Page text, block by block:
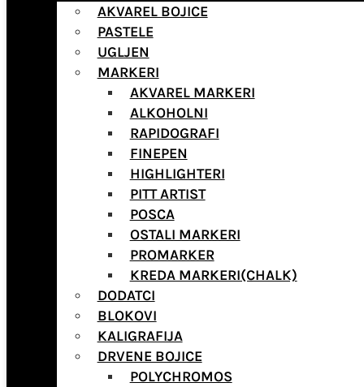
AKVAREL BOJICE
PASTELE
UGLJEN
MARKERI
AKVAREL MARKERI
ALKOHOLNI
RAPIDOGRAFI
FINEPEN
HIGHLIGHTERI
PITT ARTIST
POSCA
OSTALI MARKERI
PROMARKER
KREDA MARKERI(CHALK)
DODATCI
BLOKOVI
KALIGRAFIJA
DRVENE BOJICE
POLYCHROMOS